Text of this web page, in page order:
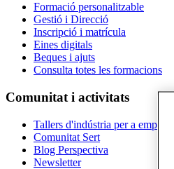
Formació personalitzable
Gestió i Direcció
Inscripció i matrícula
Eines digitals
Beques i ajuts
Consulta totes les formacions
Comunitat i activitats
Tallers d'indústria per a empreses
Comunitat Sert
Blog Perspectiva
Newsletter